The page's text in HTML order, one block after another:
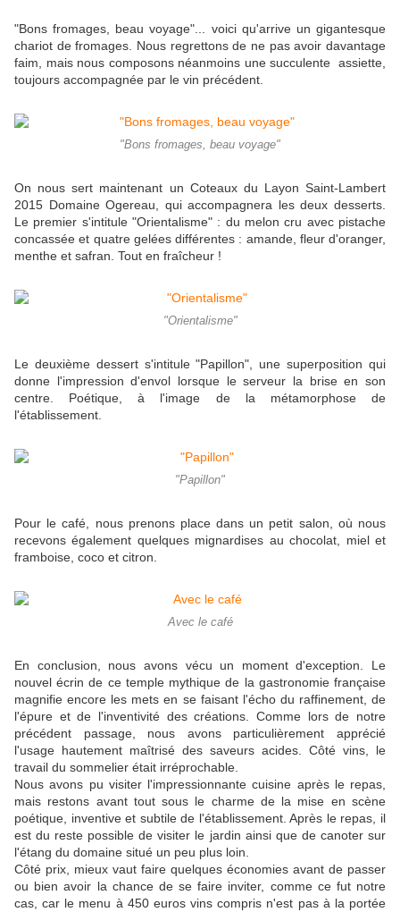
"Bons fromages, beau voyage"... voici qu'arrive un gigantesque
chariot de fromages. Nous regrettons de ne pas avoir davantage
faim, mais nous composons néanmoins une succulente assiette,
toujours accompagnée par le vin précédent.
"Bons fromages, beau voyage"
On nous sert maintenant un Coteaux du Layon Saint-Lambert
2015 Domaine Ogereau, qui accompagnera les deux desserts.
Le premier s'intitule "Orientalisme" : du melon cru avec pistache
concassée et quatre gelées différentes : amande, fleur d'oranger,
menthe et safran. Tout en fraîcheur !
"Orientalisme"
Le deuxième dessert s'intitule "Papillon", une superposition qui
donne l'impression d'envol lorsque le serveur la brise en son
centre. Poétique, à l'image de la métamorphose de
l'établissement.
"Papillon"
Pour le café, nous prenons place dans un petit salon, où nous
recevons également quelques mignardises au chocolat, miel et
framboise, coco et citron.
Avec le café
En conclusion, nous avons vécu un moment d'exception. Le
nouvel écrin de ce temple mythique de la gastronomie française
magnifie encore les mets en se faisant l'écho du raffinement, de
l'épure et de l'inventivité des créations. Comme lors de notre
précédent passage, nous avons particulièrement apprécié
l'usage hautement maîtrisé des saveurs acides. Côté vins, le
travail du sommelier était irréprochable.
Nous avons pu visiter l'impressionnante cuisine après le repas,
mais restons avant tout sous le charme de la mise en scène
poétique, inventive et subtile de l'établissement. Après le repas, il
est du reste possible de visiter le jardin ainsi que de canoter sur
l'étang du domaine situé un peu plus loin.
Côté prix, mieux vaut faire quelques économies avant de passer
ou bien avoir la chance de se faire inviter, comme ce fut notre
cas, car le menu à 450 euros vins compris n'est pas à la portée